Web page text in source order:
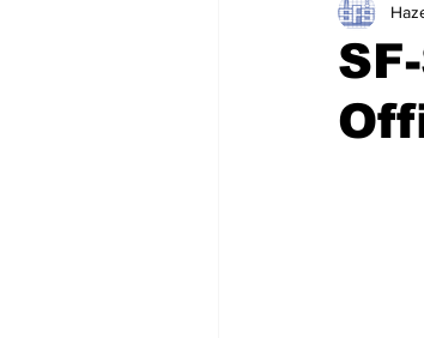
Job Hunting